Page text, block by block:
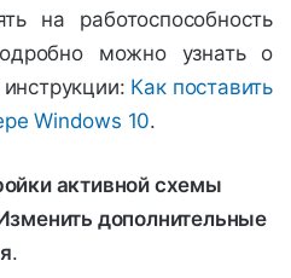
на работоспособность
можно узнать о
Как поставить
Windows 10.
активной схемы
дополнительные
.